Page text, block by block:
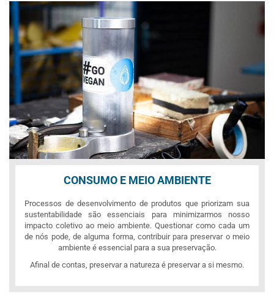
CONSUMO E MEIO AMBIENTE
Processos de desenvolvimento de produtos que priorizam sua
sustentabilidade são essenciais para minimizarmos nosso
impacto coletivo ao meio ambiente. Questionar como cada um
de nós pode, de alguma forma, contribuir para preservar o meio
ambiente é essencial para a sua preservação.
Afinal de contas, preservar a natureza é preservar a si mesmo.